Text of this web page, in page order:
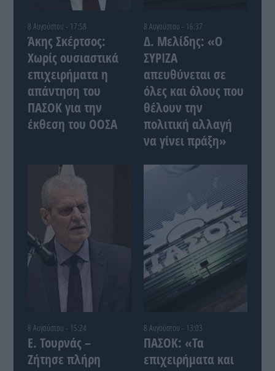
8 Αυγούστου - 17:58
Άκης Σκέρτσος:
Χωρίς ουσιαστικά
επιχειρήματα η
απάντηση του
ΠΑΣΟΚ για την
έκθεση του ΟΟΣΑ
8 Αυγούστου - 16:37
Δ. Μελίδης: «Ο
ΣΥΡΙΖΑ
απευθύνεται σε
όλες και όλους που
θέλουν την
πολιτική αλλαγή
να γίνει πράξη»
8 Αυγούστου - 15:24
Ε. Τουρνάς –
Ζήτησε πλήρη
8 Αυγούστου - 13:03
ΠΑΣΟΚ: «Τα
επιχειρήματα και